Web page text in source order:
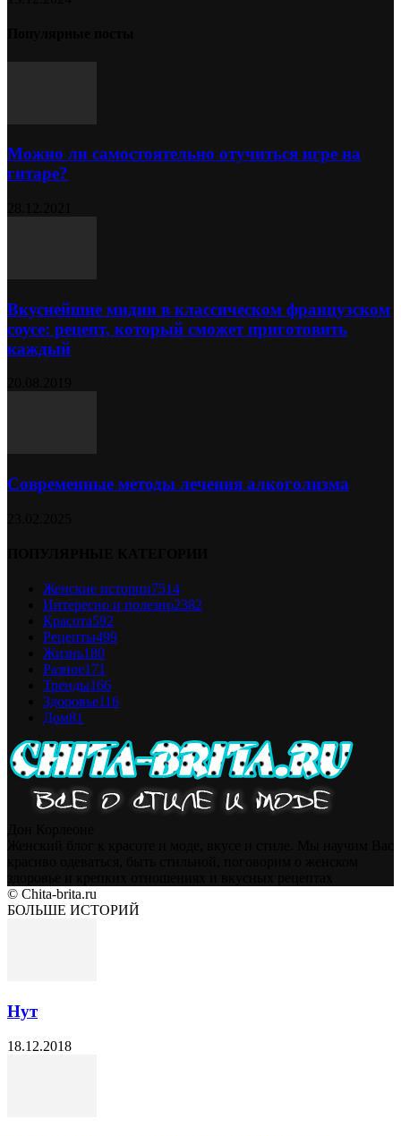
Можно ли самостоятельно отучиться игре на
гитаре?
Вкуснейшие мидии в классическом французском
соусе: рецепт, который сможет приготовить
каждый
Современные методы лечения алкоголизма
Женские истории7514
Интересно и полезно2382
Красота592
Рецепты499
Жизнь180
Разное171
Тренды166
Здоровье116
Дом81
© Chita-brita.ru
БОЛЬШЕ ИСТОРИЙ
Нут
18.12.2018